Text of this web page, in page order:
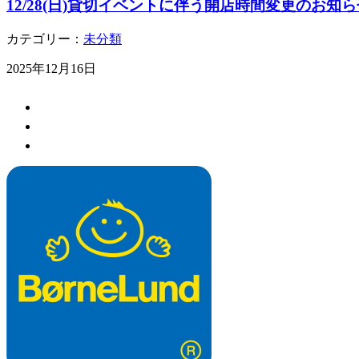
12/28(日)貸切イベントに伴う開店時間変更のお知
カテゴリー： 未分類
2025年12月16日